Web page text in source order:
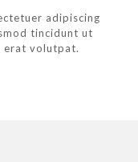
adipiscing
tincidunt ut
erat volutpat.